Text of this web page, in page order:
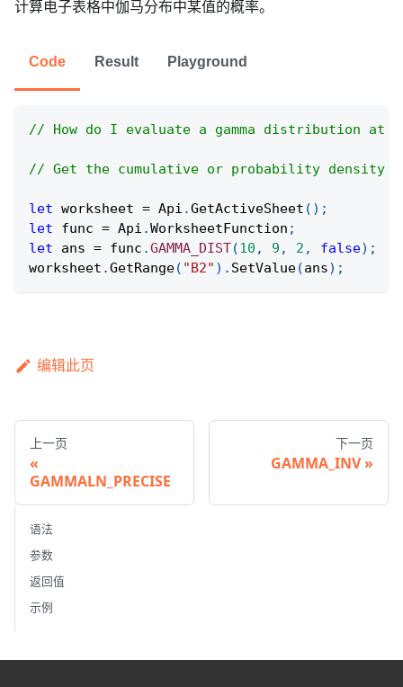
计算电子表格中伽马分布中某值的概率。
Code Result Playground
// How do I evaluate a gamma distribution at
// Get the cumulative or probability density
let worksheet = Api .GetActiveSheet ( ) ;
let func = Api .WorksheetFunction ;
let ans = func .GAMMA_DIST(10 , 9 , 2 , false) ;
worksheet .GetRange( "B2" ) . SetValue(ans) ;
编辑此页
上一页
GAMMALN_PRECISE
下一页
GAMMA_INV
语法
参数
返回值
示例